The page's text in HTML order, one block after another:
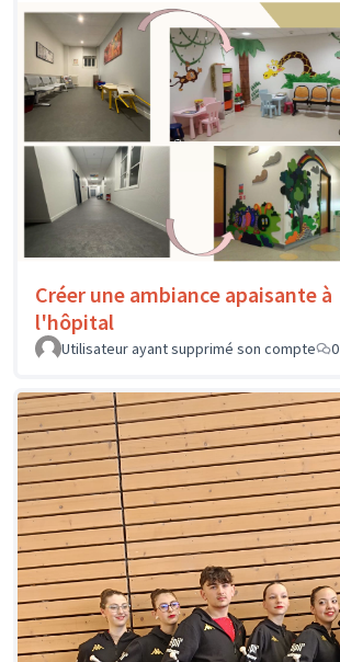
Créer une ambiance apaisante à
l'hôpital
Utilisateur ayant supprimé son compte
0